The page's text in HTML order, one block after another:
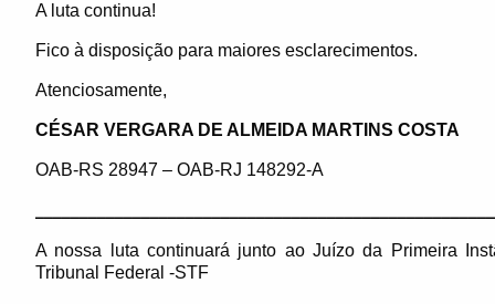
A luta continua!
Fico à disposição para maiores esclarecimentos.
Atenciosamente,
CÉSAR VERGARA DE ALMEIDA MARTINS COSTA
OAB-RS 28947 – OAB-RJ 148292-A
A nossa luta continuará junto ao Juízo da Primeira
Tribunal Federal -STF